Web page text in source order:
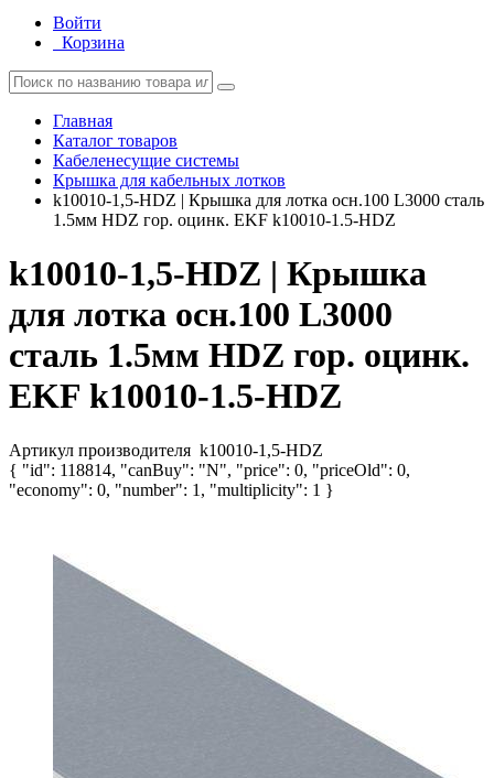
Войти
Корзина
Главная
Каталог товаров
Кабеленесущие системы
Крышка для кабельных лотков
k10010-1,5-HDZ | Крышка для лотка осн.100 L3000 сталь
1.5мм HDZ гор. оцинк. EKF k10010-1.5-HDZ
k10010-1,5-HDZ | Крышка
для лотка осн.100 L3000
сталь 1.5мм HDZ гор. оцинк.
EKF k10010-1.5-HDZ
Артикул производителя k10010-1,5-HDZ
{ "id": 118814, "canBuy": "N", "price": 0, "priceOld": 0,
"economy": 0, "number": 1, "multiplicity": 1 }